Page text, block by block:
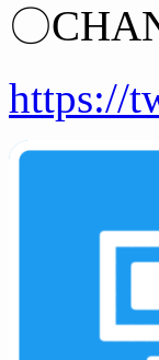
〇
https://